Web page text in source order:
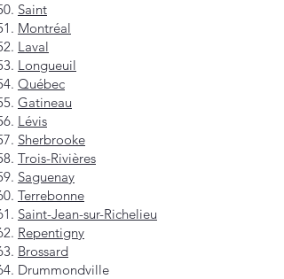
Saint
Montréal
Laval
Longueuil
Québec
Gatineau
Lévis
Sherbrooke
Trois-Rivières
Saguenay
Terrebonne
Saint-Jean-sur-Richelieu
Repentigny
Brossard
Drummondville